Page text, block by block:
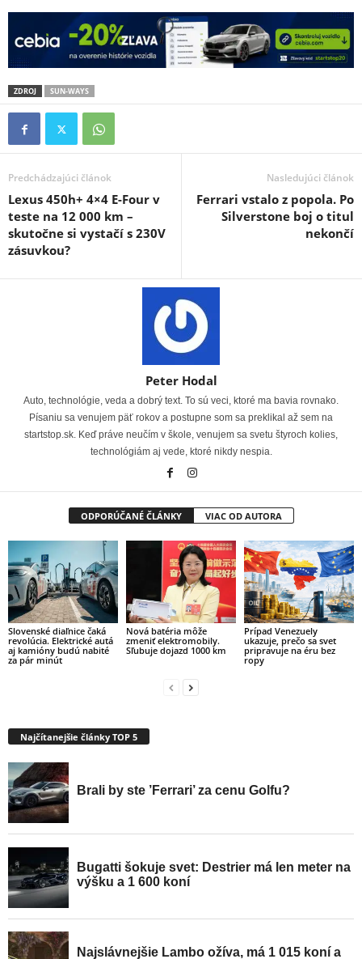
ZDROJ SUN-WAYS
Predchádzajúci článok
Lexus 450h+ 4×4 E-Four v
teste na 12 000 km –
skutočne si vystačí s 230V
zásuvkou?
Nasledujúci článok
Ferrari vstalo z popola. Po
Silverstone boj o titul
nekončí
Peter Hodal
Auto, technológie, veda a dobrý text. To sú veci, ktoré ma bavia rovnako.
Písaniu sa venujem päť rokov a postupne som sa preklikal až sem na
startstop.sk. Keď práve neučím v škole, venujem sa svetu štyroch kolies,
technológiám aj vede, ktoré nikdy nespia.
ODPORÚČANÉ ČLÁNKY VIAC OD AUTORA
Slovenské diaľnice čaká
revolúcia. Elektrické autá
aj kamióny budú nabité
za pár minút
Nová batéria môže
zmeniť elektromobily.
Sľubuje dojazd 1000 km
Prípad Venezuely
ukazuje, prečo sa svet
pripravuje na éru bez
ropy
Najčítanejšie články TOP 5